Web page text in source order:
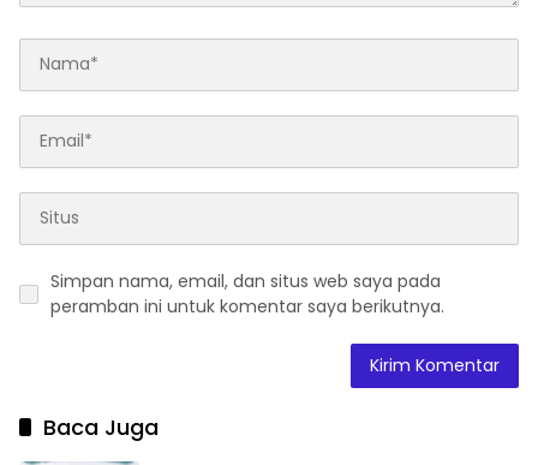
Simpan nama, email, dan situs web saya pada
peramban ini untuk komentar saya berikutnya.
Baca Juga